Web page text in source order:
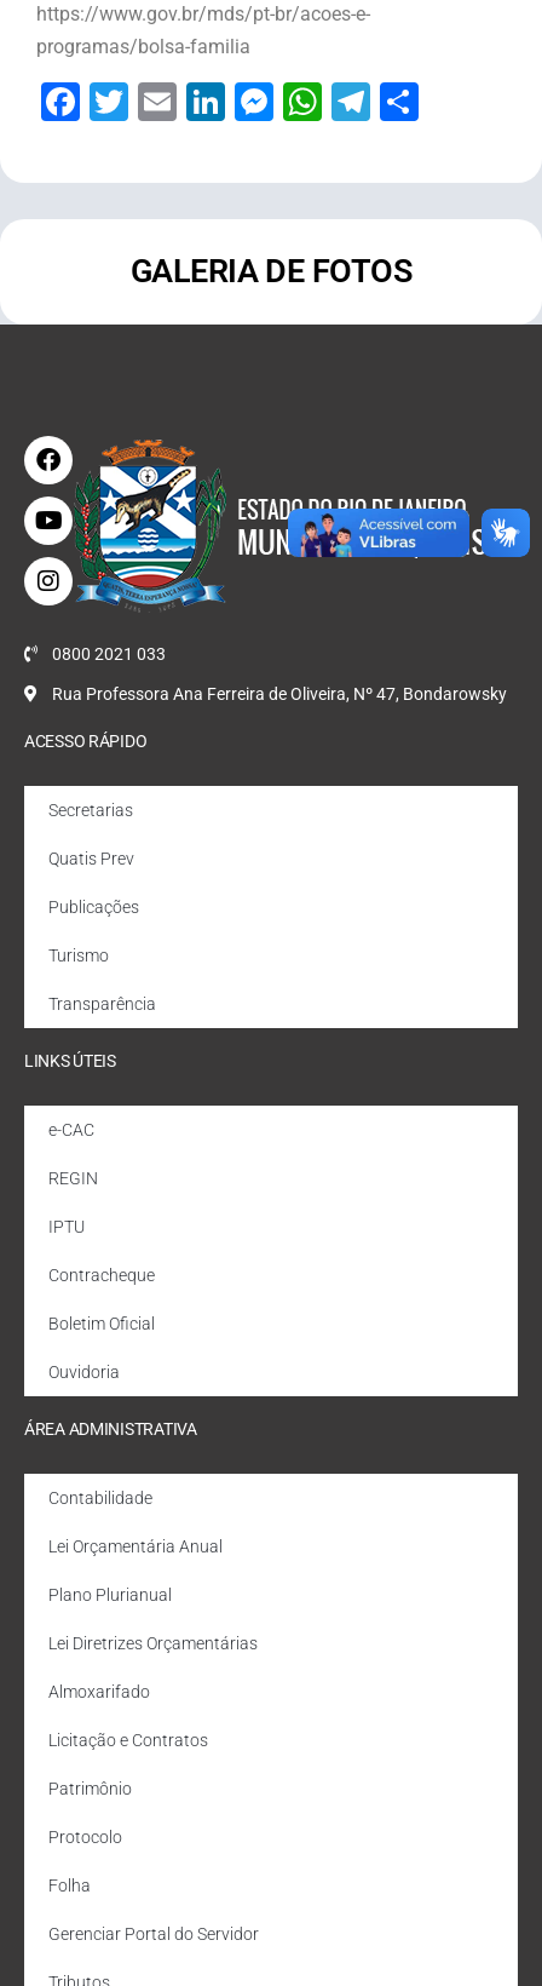
https://www.gov.br/mds/pt-br/acoes-e-
programas/bolsa-familia
Facebook
Twitter
EmailLinkedIn
Messenger
WhatsApp
Telegram
GALERIA DE FOTOS
0800 2021 033
Rua Professora Ana Ferreira de Oliveira, Nº 47, Bondarowsky
ACESSO RÁPIDO
Secretarias
Quatis Prev
Publicações
Turismo
Transparência
LINKS ÚTEIS
e-CAC
REGIN
IPTU
Contracheque
Boletim Oficial
Ouvidoria
ÁREA ADMINISTRATIVA
Contabilidade
Lei Orçamentária Anual
Plano Plurianual
Lei Diretrizes Orçamentárias
Almoxarifado
Licitação e Contratos
Patrimônio
Protocolo
Folha
Gerenciar Portal do Servidor